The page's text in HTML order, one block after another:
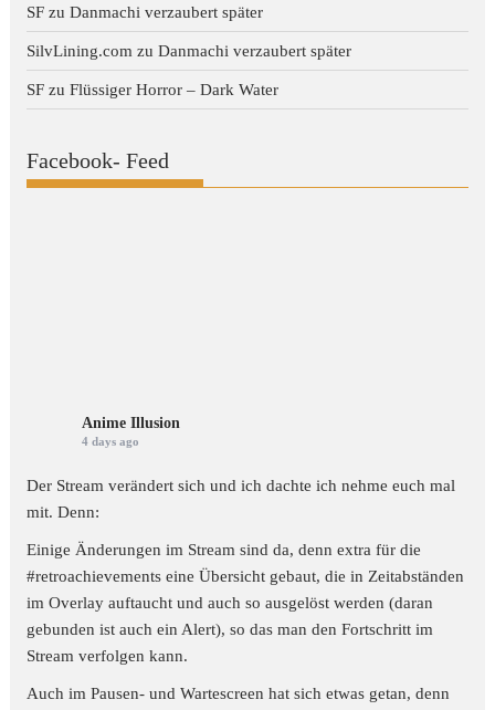
SF zuDanmachi verzaubert später
SilvLining.com zuDanmachi verzaubert später
SF zuFlüssiger Horror – Dark Water
Facebook- Feed
Anime Illusion
4 days ago
Der Stream verändert sich und ich dachte ich nehme euch mal
mit. Denn:
Einige Änderungen im Stream sind da, denn extra für die
#retroachievements eine Übersicht gebaut, die in Zeitabständen
im Overlay auftaucht und auch so ausgelöst werden (daran
gebunden ist auch ein Alert), so das man den Fortschritt im
Stream verfolgen kann.
Auch im Pausen- und Wartescreen hat sich etwas getan, denn